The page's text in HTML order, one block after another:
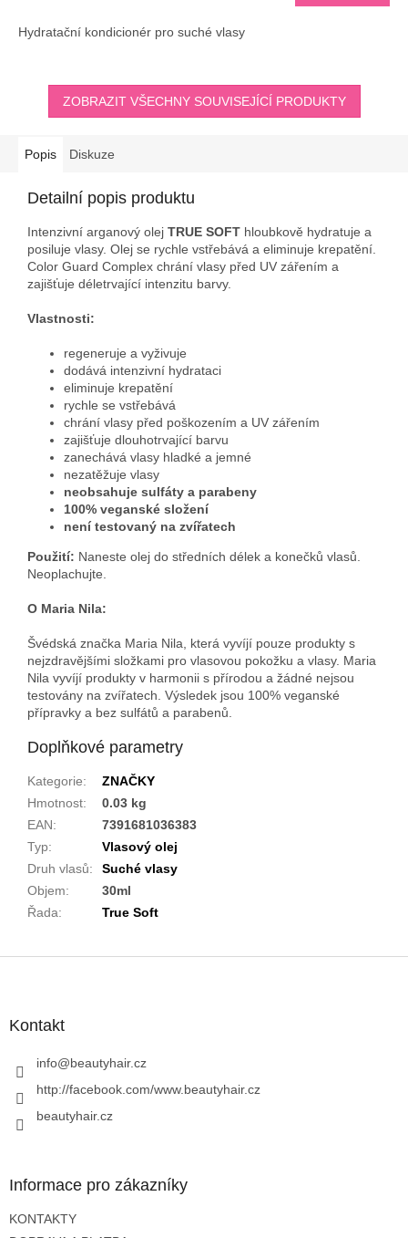
Hydratační kondicionér pro suché vlasy
ZOBRAZIT VŠECHNY SOUVISEJÍCÍ PRODUKTY
Popis Diskuze
Detailní popis produktu
Intenzivní arganový olej TRUE SOFT hloubkově hydratuje a
posiluje vlasy. Olej se rychle vstřebává a eliminuje krepatění.
Color Guard Complex chrání vlasy před UV zářením a
zajišťuje déletrvající intenzitu barvy.
Vlastnosti:
regeneruje a vyživuje
dodává intenzivní hydrataci
eliminuje krepatění
rychle se vstřebává
chrání vlasy před poškozením a UV zářením
zajišťuje dlouhotrvající barvu
zanechává vlasy hladké a jemné
nezatěžuje vlasy
neobsahuje sulfáty a parabeny
100% veganské složení
není testovaný na zvířatech
Použití: Naneste olej do středních délek a konečků vlasů.
Neoplachujte.
O Maria Nila:
Švédská značka Maria Nila, která vyvíjí pouze produkty s
nejzdravějšími složkami pro vlasovou pokožku a vlasy. Maria
Nila vyvíjí produkty v harmonii s přírodou a žádné nejsou
testovány na zvířatech. Výsledek jsou 100% veganské
přípravky a bez sulfátů a parabenů.
Doplňkové parametry
Kategorie:
ZNAČKY
Hmotnost:
0.03 kg
EAN:
7391681036383
Typ:
Vlasový olej
Druh vlasů:
Suché vlasy
Objem:
30ml
Řada: True Soft
Kontakt
info@beautyhair.cz
http://facebook.com/www.beautyhair.cz
beautyhair.cz
Informace pro zákazníky
KONTAKTY